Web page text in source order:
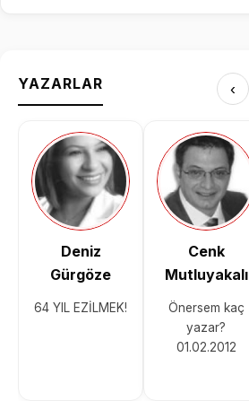
YAZARLAR ‹
Deniz
Gürgöze
64 YIL EZİLMEK!
Cenk
Mutluyakalı
Önersem kaç
yazar?
01.02.2012